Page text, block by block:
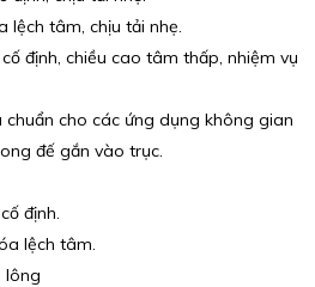
lệch tâm, chịu tải nhẹ.
định, chiều cao tâm thấp, nhiệm vụ
chuẩn cho các ứng dụng không gian
đế gắn vào trục.
định.
lệch tâm.
lông